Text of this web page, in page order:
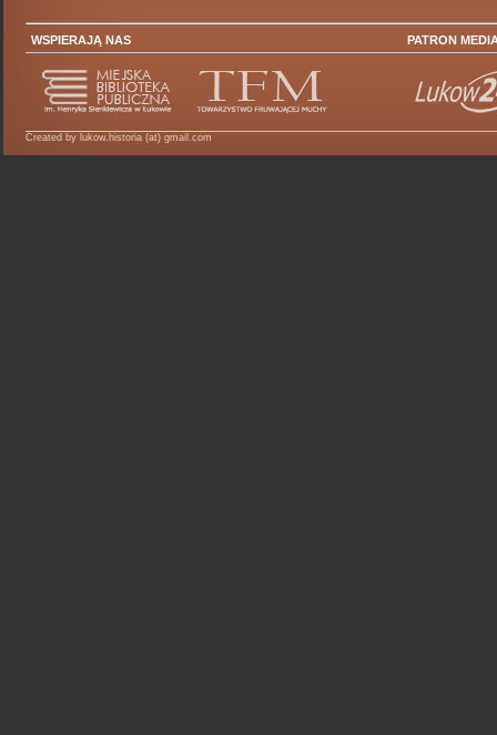
WSPIERAJĄ NAS PATRON
Created by lukow.historia (at) gmail.com